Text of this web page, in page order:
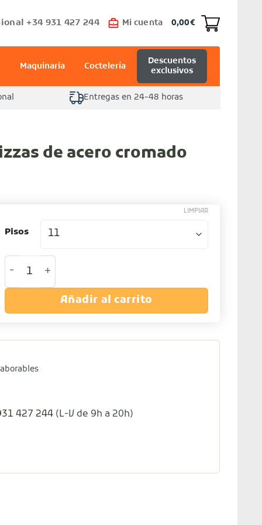
+34 931 427 244 Mi cuenta 0,00€
Maquinaria Coctelería
Descuentos
exclusivos
Entregas en 24-48 horas
de acero cromado
Pisos
LIMPIAR
Soporte para pizzas de acero cromado cantidad
Añadir al carrito
427 244 (L-V de 9h a 20h)